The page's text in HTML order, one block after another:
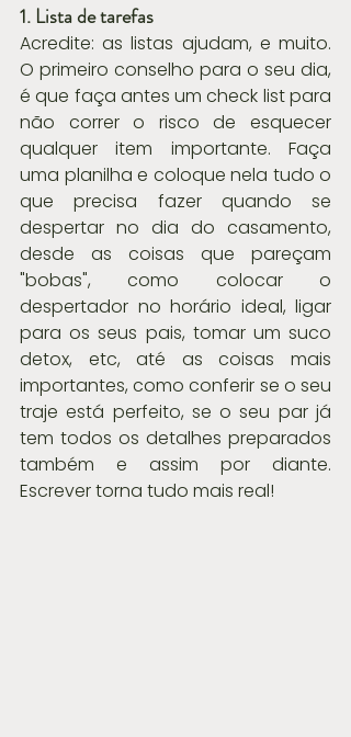
1. Lista de tarefas
Acredite: as listas ajudam, e muito.
O primeiro conselho para o seu dia,
é que faça antes um check list para
não correr o risco de esquecer
qualquer item importante. Faça
uma planilha e coloque nela tudo o
que precisa fazer quando se
despertar no dia do casamento,
desde as coisas que pareçam
"bobas", como colocar o
despertador no horário ideal, ligar
para os seus pais, tomar um suco
detox, etc, até as coisas mais
importantes, como conferir se o seu
traje está perfeito, se o seu par já
tem todos os detalhes preparados
também e assim por diante.
Escrever torna tudo mais real!